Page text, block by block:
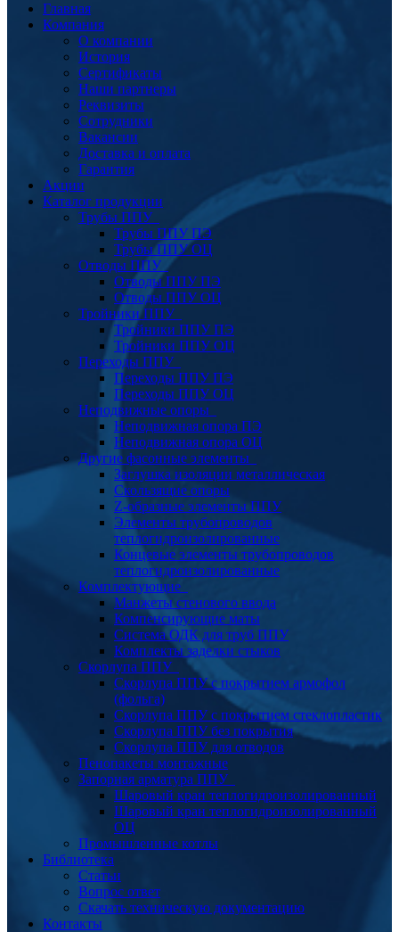
Главная
Компания
О компании
История
Сертификаты
Наши партнеры
Реквизиты
Сотрудники
Вакансии
Доставка и оплата
Гарантия
Акции
Каталог продукции
Трубы ППУ
Трубы ППУ ПЭ
Трубы ППУ ОЦ
Отводы ППУ
Отводы ППУ ПЭ
Отводы ППУ ОЦ
Тройники ППУ
Тройники ППУ ПЭ
Тройники ППУ ОЦ
Переходы ППУ
Переходы ППУ ПЭ
Переходы ППУ ОЦ
Неподвижные опоры
Неподвижная опора ПЭ
Неподвижная опора ОЦ
Другие фасонные элементы
Заглушка изоляции металлическая
Скользящие опоры
Z-образные элементы ППУ
Элементы трубопроводов
теплогидроизолированные
Концевые элементы трубопроводов
теплогидроизолированные
Комплектующие
Манжеты стенового ввода
Компенсирующие маты
Система ОДК для труб ППУ
Комплекты заделки стыков
Скорлупа ППУ
Скорлупа ППУ с покрытием армофол
(фольга)
Скорлупа ППУ с покрытием стеклопластик
Скорлупа ППУ без покрытия
Скорлупа ППУ для отводов
Пенопакеты монтажные
Запорная арматура ППУ
Шаровый кран теплогидроизолированный
Шаровый кран теплогидроизолированный
ОЦ
Промышленные котлы
Библиотека
Статьи
Вопрос ответ
Скачать техническую документацию
Контакты